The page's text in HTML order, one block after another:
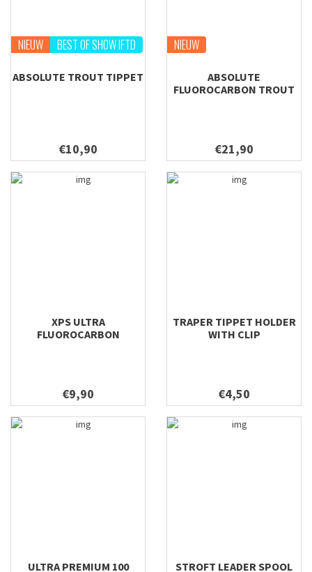
NIEUW BEST OF SHOW IFTD
ABSOLUTE TROUT TIPPET
€10,90
NIEUW
ABSOLUTE
FLUOROCARBON TROUT
€21,90
XPS ULTRA
FLUOROCARBON
€9,90
TRAPER TIPPET HOLDER
WITH CLIP
€4,50
ULTRA PREMIUM 100
STROFT LEADER SPOOL